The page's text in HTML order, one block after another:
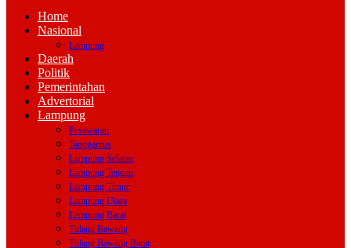
Home
Nasional
Lampung
Daerah
Politik
Pemerintahan
Advertorial
Lampung
Pesawaran
Tanggamus
Lampung Selatan
Lampung Tengah
Lampung Timur
Lampung Utara
Lampung Barat
Tulang Bawang
Tulang Bawang Barat